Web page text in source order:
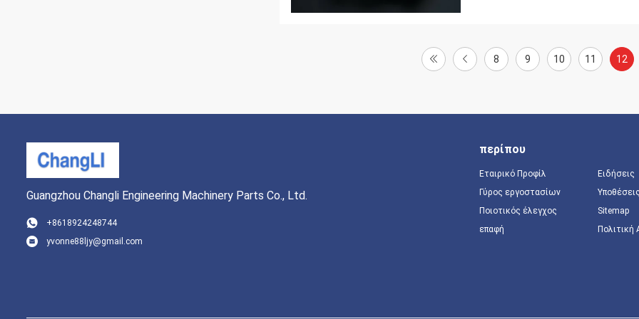
8 9 10 11 12
Guangzhou Changli Engineering Machinery Parts Co., Ltd.
+8618924248744
yvonne88ljy@gmail.com
περίπου
Εταιρικό Προφίλ
Γύρος εργοστασίων
Ποιοτικός έλεγχος
επαφή
Ειδήσεις
Υποθέσεις
Sitemap
Πολιτική